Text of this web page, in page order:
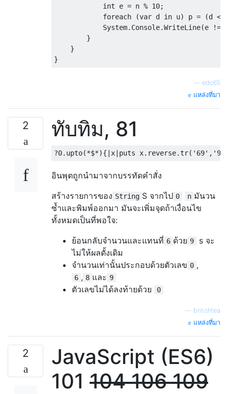
int e = n % 10;
foreach
(var d in u) p = (d <
System. Console.WriteLine(e !=
}
}
}
edc65
แหล่งที่มา
2 ทับทิม, 81
?0.upto(*$*){| x puts x. reverse.tr( '69' ,
อินพุตถูกนำมาจากบรรทัดคำสั่ง
สร้างรายการของ String S จากไป 0 n มันวน
ซ้ำและพิมพ์ออกมา มันจะเพิ่มจุดถ้าเงื่อนไข
ทั้งหมดเป็นที่พอใจ:
ย้อนกลับจำนวนและแทนที่ 6 ด้วย 9
s จะ
ไม่ให้ผลดั้งเดิม
จำนวนเท่านั้นประกอบด้วยตัวเลข 0 ,
6 , 8 และ 9
ตัวเลขไม่ได้ลงท้ายด้วย 0
britishtea
แหล่งที่มา
2
JavaScript (ES6)
101 104 106 109